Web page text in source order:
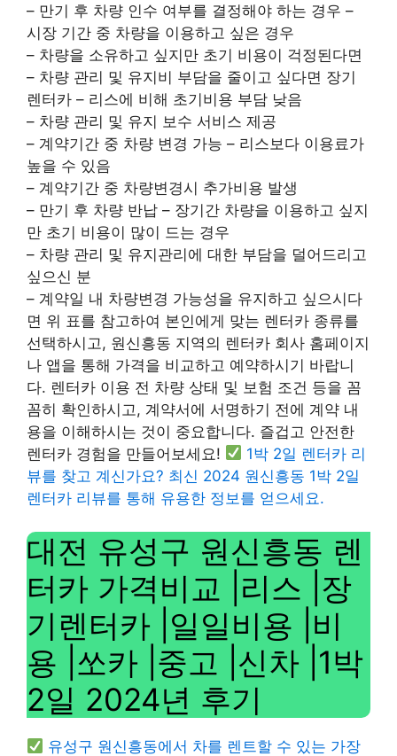
– 만기 후 차량 인수 여부를 결정해야 하는 경우 –
시장 기간 중 차량을 이용하고 싶은 경우
– 차량을 소유하고 싶지만 초기 비용이 걱정된다면
– 차량 관리 및 유지비 부담을 줄이고 싶다면 장기
렌터카 – 리스에 비해 초기비용 부담 낮음
– 차량 관리 및 유지 보수 서비스 제공
– 계약기간 중 차량 변경 가능 – 리스보다 이용료가
높을 수 있음
– 계약기간 중 차량변경시 추가비용 발생
– 만기 후 차량 반납 – 장기간 차량을 이용하고 싶지
만 초기 비용이 많이 드는 경우
– 차량 관리 및 유지관리에 대한 부담을 덜어드리고
싶으신 분
– 계약일 내 차량변경 가능성을 유지하고 싶으시다
면 위 표를 참고하여 본인에게 맞는 렌터카 종류를
선택하시고, 원신흥동 지역의 렌터카 회사 홈페이지
나 앱을 통해 가격을 비교하고 예약하시기 바랍니
다. 렌터카 이용 전 차량 상태 및 보험 조건 등을 꼼
꼼히 확인하시고, 계약서에 서명하기 전에 계약 내
용을 이해하시는 것이 중요합니다. 즐겁고 안전한
렌터카 경험을 만들어보세요!
1박 2일 렌터카 리
뷰를 찾고 계신가요? 최신 2024 원신흥동 1박 2일
렌터카 리뷰를 통해 유용한 정보를 얻으세요.
대전 유성구 원신흥동 렌
터카 가격비교 |리스 |장
기렌터카 |일일비용 |비
용 |쏘카 |중고 |신차 |1박
2일 2024년 후기
유성구 원신흥동에서 차를 렌트할 수 있는 가장